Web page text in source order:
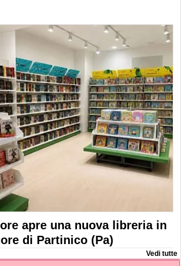
apre una nuova libreria in
di Partinico (Pa)
Vedi tutte